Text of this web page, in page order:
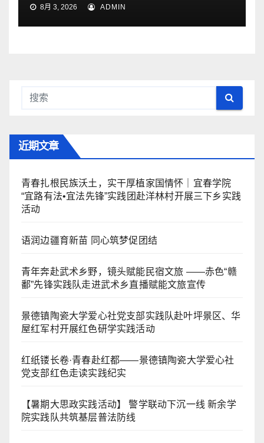
8月 3, 2026 ADMIN
近期文章
青春扎根民族沃土，实干厚植家国情怀｜宜春学院
“宜路有法•宜法先锋”实践团赴洋林村开展三下乡实践
活动
语润边疆育新苗 同心筑梦促团结
青年奔赴武术乡野，镜头赋能民宿文旅 ——赤色“赣
鄱”先锋实践队走进武术乡直播赋能文旅宣传
景德镇陶瓷大学爱心社党支部实践队赴叶坪景区、华
屋红军村开展红色研学实践活动
红纸镂长卷·青春赴红都——景德镇陶瓷大学爱心社
党支部红色走读实践纪实
【暑期大思政实践活动】 警学联动下沉一线 新余学
院实践队共筑基层普法防线